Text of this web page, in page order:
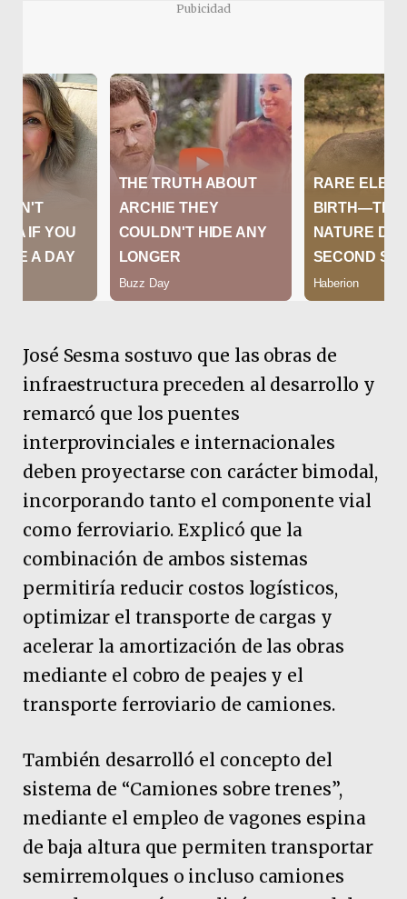
Pubicidad
José Sesma sostuvo que las obras de
infraestructura preceden al desarrollo y
remarcó que los puentes
interprovinciales e internacionales
deben proyectarse con carácter bimodal,
incorporando tanto el componente vial
como ferroviario. Explicó que la
combinación de ambos sistemas
permitiría reducir costos logísticos,
optimizar el transporte de cargas y
acelerar la amortización de las obras
mediante el cobro de peajes y el
transporte ferroviario de camiones.
También desarrolló el concepto del
sistema de “Camiones sobre trenes”,
mediante el empleo de vagones espina
de baja altura que permiten transportar
semirremolques o incluso camiones